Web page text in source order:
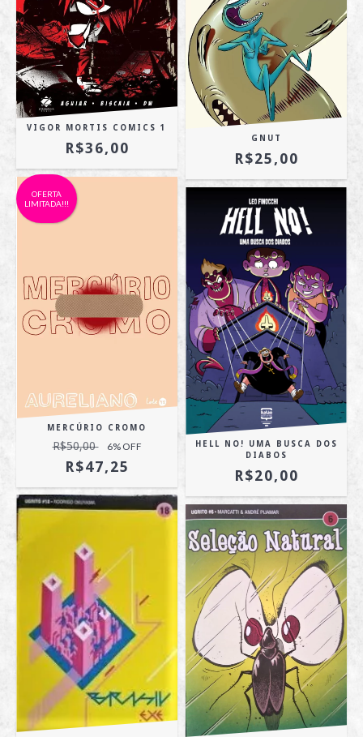
VIGOR MORTIS COMICS 1
R$36,00
GNUT
R$25,00
OFERTA
LIMITADA!!!
MERCÚRIO CROMO
R$50,00 6% OFF
R$47,25
HELL NO! UMA BUSCA DOS
DIABOS
R$20,00